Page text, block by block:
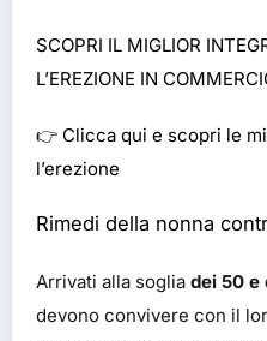
SCOPRI IL MIGLIOR
L’EREZIONE IN
👉 Clicca qui e scopri le
l’erezione
Rimedi della nonna
Arrivati alla soglia dei 50 e
devono convivere con il